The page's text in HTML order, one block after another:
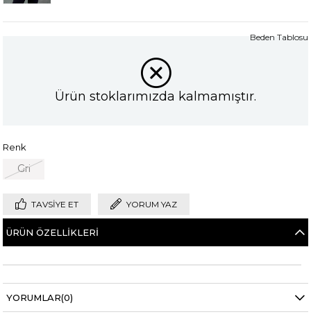
Ürün stoklarımızda kalmamıştır.
Renk
Gri
Beden Tablosu
TAVSIYE ET YORUM YAZ
ÜRÜN ÖZELLIKLERI
YORUMLAR(0)